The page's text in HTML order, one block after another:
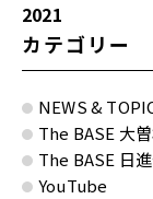
2021
カテゴリー
NEWS &
The BASE 大
The BASE 日
YouTube